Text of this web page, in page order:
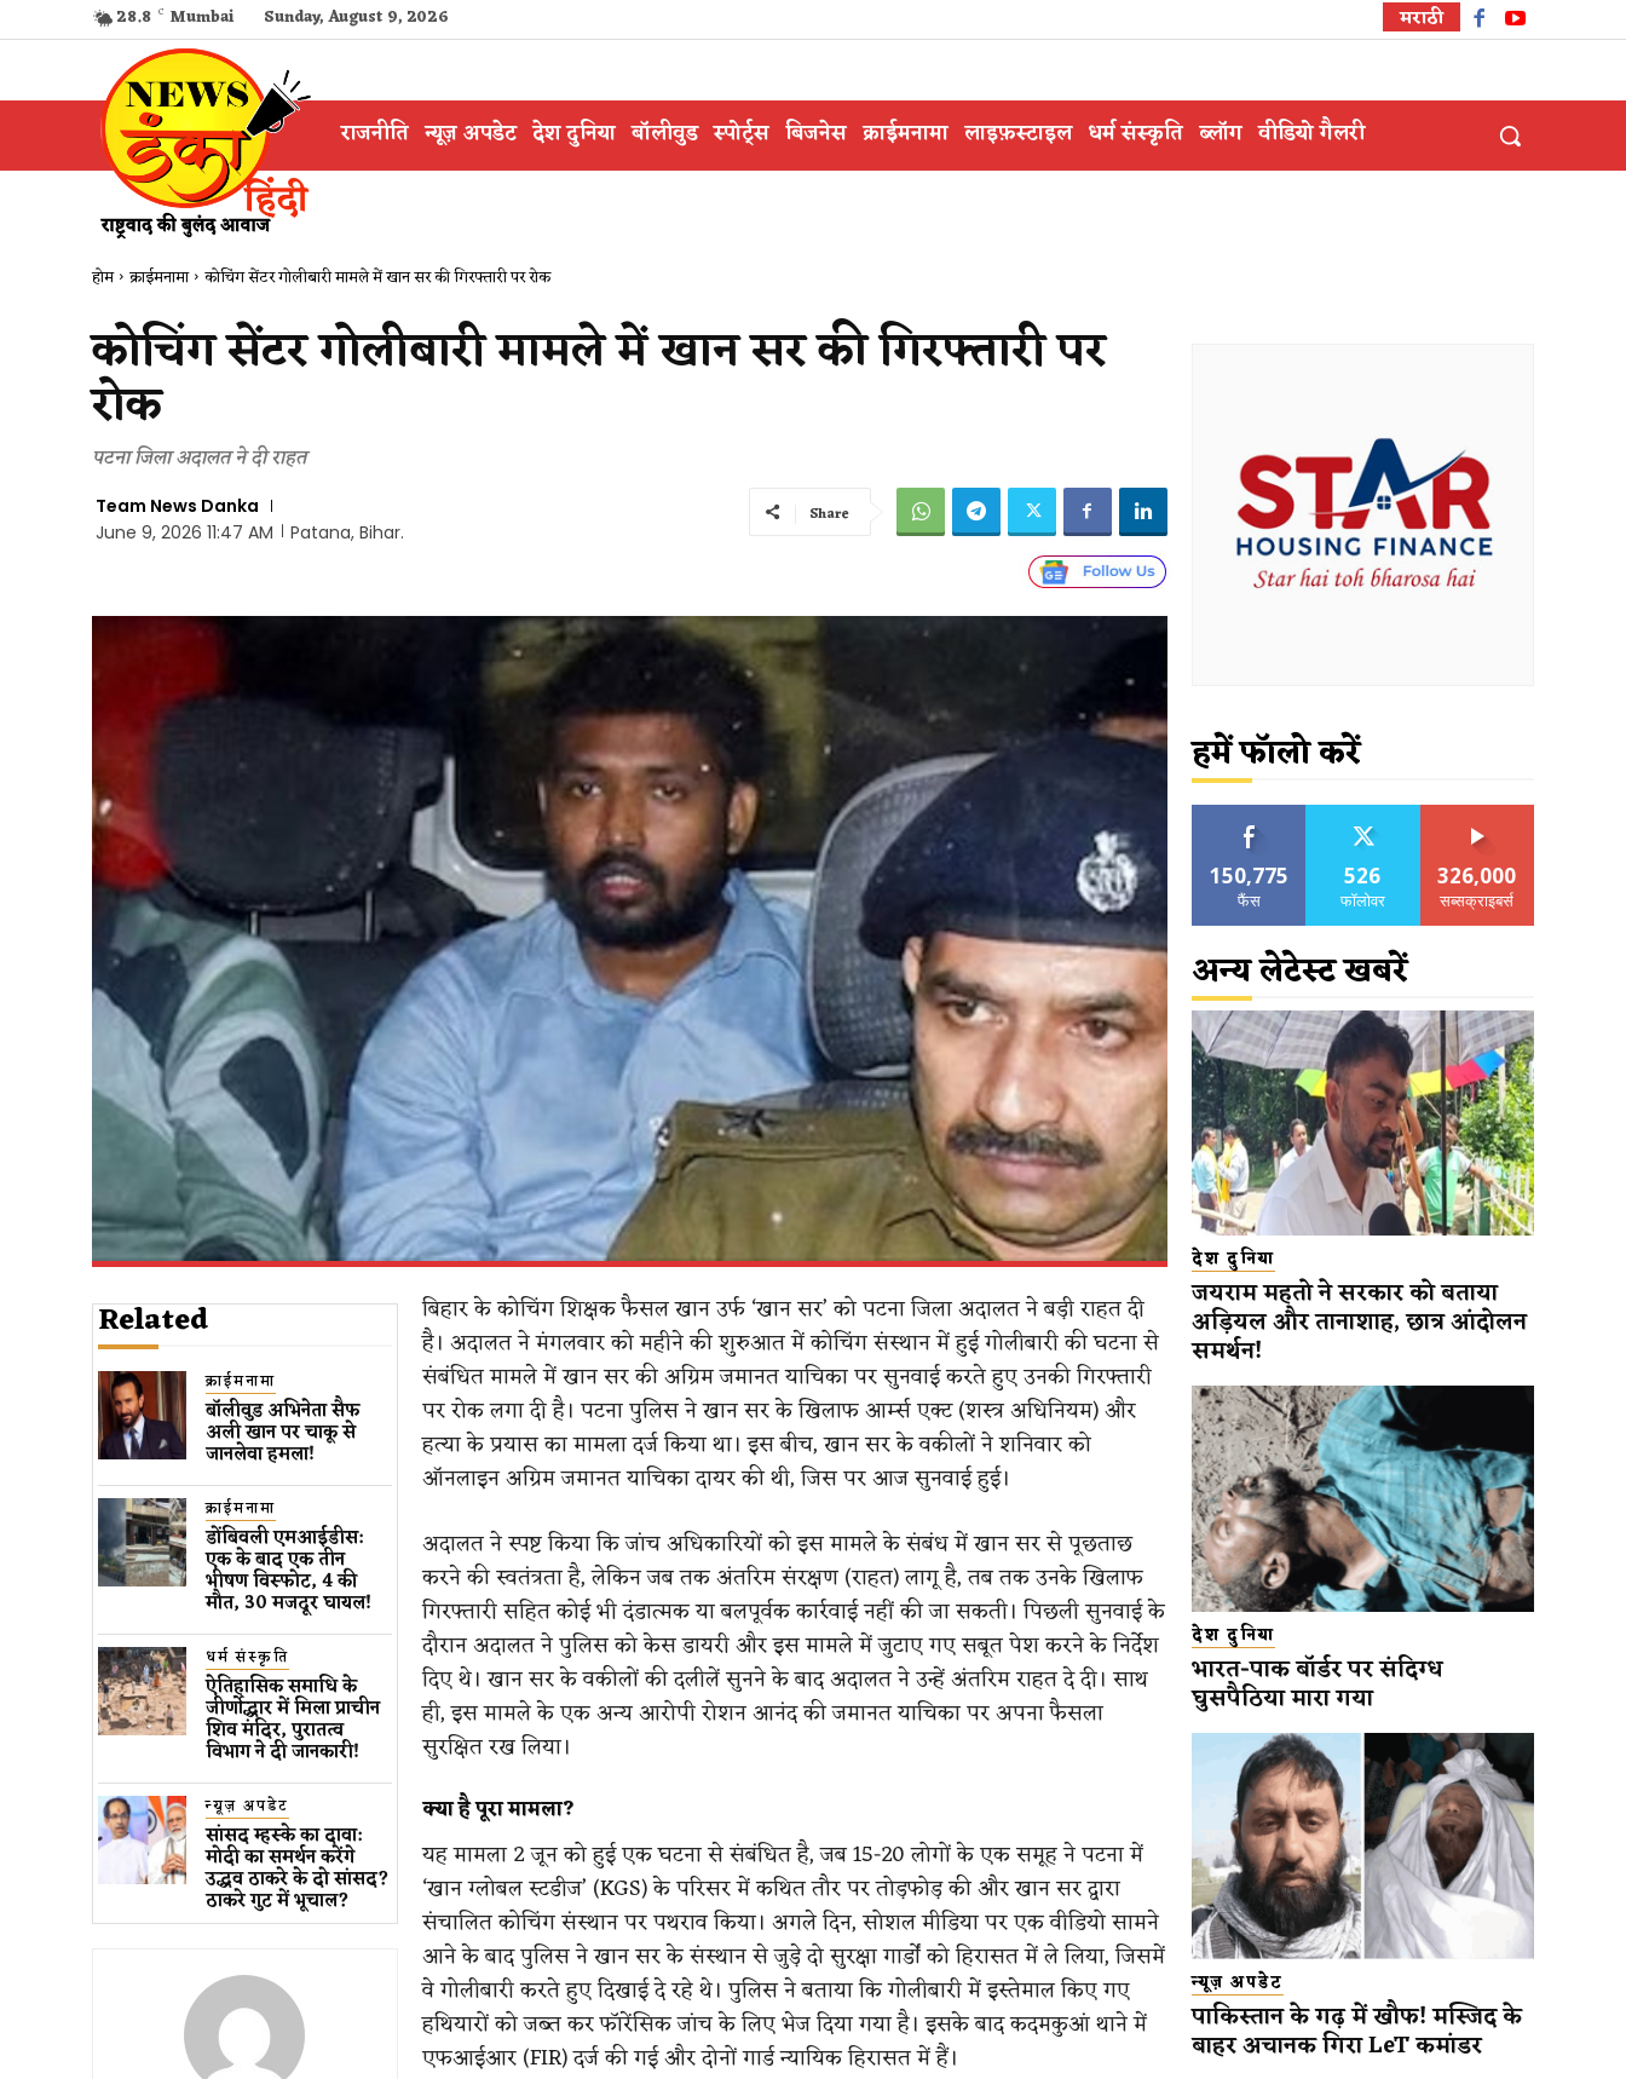
28.8 C Mumbai Sunday, August 9, 2026 मराठी
राजनीति न्यूज़ अपडेट देश दुनिया बॉलीवुड स्पोर्ट्स बिजनेस क्राईमनामा लाइफ़स्टाइल धर्म संस्कृति ब्लॉग वीडियो गैलरी
होम क्राईमनामा कोचिंग सेंटर गोलीबारी मामले में खान सर की गिरफ्तारी पर रोक
कोचिंग सेंटर गोलीबारी मामले में खान सर की गिरफ्तारी पर
रोक
पटना जिला अदालत ने दी राहत
Team News Danka
June 9, 2026 11:47 AM
Patana, Bihar.
Share
Related
क्राईमनामा
बॉलीवुड​ अभिनेता सैफ
अली खान पर चाकू से ​
जानलेवा हमला​!
क्राईमनामा
डोंबिवली एमआईडीस:
एक के बाद एक तीन
भीषण विस्फोट, 4 की
मौत, 30 मजदूर घायल!
धर्म संस्कृति
ऐतिहासिक समाधि के
जीर्णोद्धार में मिला प्राचीन
शिव मंदिर, पुरातत्व
विभाग ने दी जानकारी!
न्यूज़ अपडेट
सांसद म्हस्के का दावा:
मोदी का समर्थन करेंगे
उद्धव ठाकरे के दो सांसद?
ठाकरे गुट में भूचाल?
बिहार के कोचिंग शिक्षक फैसल खान उर्फ ‘खान सर’ को पटना जिला अदालत ने बड़ी राहत दी
है। अदालत ने मंगलवार को महीने की शुरुआत में कोचिंग संस्थान में हुई गोलीबारी की घटना से
संबंधित मामले में खान सर की अग्रिम जमानत याचिका पर सुनवाई करते हुए उनकी गिरफ्तारी
पर रोक लगा दी है। पटना पुलिस ने खान सर के खिलाफ आर्म्स एक्ट (शस्त्र अधिनियम) और
हत्या के प्रयास का मामला दर्ज किया था। इस बीच, खान सर के वकीलों ने शनिवार को
ऑनलाइन अग्रिम जमानत याचिका दायर की थी, जिस पर आज सुनवाई हुई।
अदालत ने स्पष्ट किया कि जांच अधिकारियों को इस मामले के संबंध में खान सर से पूछताछ
करने की स्वतंत्रता है, लेकिन जब तक अंतरिम संरक्षण (राहत) लागू है, तब तक उनके खिलाफ
गिरफ्तारी सहित कोई भी दंडात्मक या बलपूर्वक कार्रवाई नहीं की जा सकती। पिछली सुनवाई के
दौरान अदालत ने पुलिस को केस डायरी और इस मामले में जुटाए गए सबूत पेश करने के निर्देश
दिए थे। खान सर के वकीलों की दलीलें सुनने के बाद अदालत ने उन्हें अंतरिम राहत दे दी। साथ
ही, इस मामले के एक अन्य आरोपी रोशन आनंद की जमानत याचिका पर अपना फैसला
सुरक्षित रख लिया।
क्या है पूरा मामला?
यह मामला 2 जून को हुई एक घटना से संबंधित है, जब 15-20 लोगों के एक समूह ने पटना में
‘खान ग्लोबल स्टडीज’ (KGS) के परिसर में कथित तौर पर तोड़फोड़ की और खान सर द्वारा
संचालित कोचिंग संस्थान पर पथराव किया। अगले दिन, सोशल मीडिया पर एक वीडियो सामने
आने के बाद पुलिस ने खान सर के संस्थान से जुड़े दो सुरक्षा गार्डों को हिरासत में ले लिया, जिसमें
वे गोलीबारी करते हुए दिखाई दे रहे थे। पुलिस ने बताया कि गोलीबारी में इस्तेमाल किए गए
हथियारों को जब्त कर फॉरेंसिक जांच के लिए भेज दिया गया है। इसके बाद कदमकुआं थाने में
एफआईआर (FIR) दर्ज की गई और दोनों गार्ड न्यायिक हिरासत में हैं।
हमें फॉलो करें
150,775
फैंस
526
फॉलोवर
326,000
सब्सक्राइबर्स
अन्य लेटेस्ट खबरें
देश दुनिया
जयराम महतो ने सरकार को बताया
अड़ियल और तानाशाह, छात्र आंदोलन
समर्थन!
देश दुनिया
भारत-पाक बॉर्डर पर संदिग्ध
घुसपैठिया मारा गया
न्यूज़ अपडेट
पाकिस्तान के गढ़ में खौफ! मस्जिद के
बाहर अचानक गिरा LeT कमांडर